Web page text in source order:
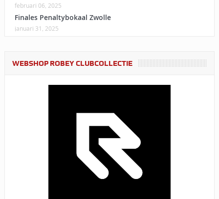
februari 06, 2025
Finales Penaltybokaal Zwolle
januari 31, 2025
WEBSHOP ROBEY CLUBCOLLECTIE